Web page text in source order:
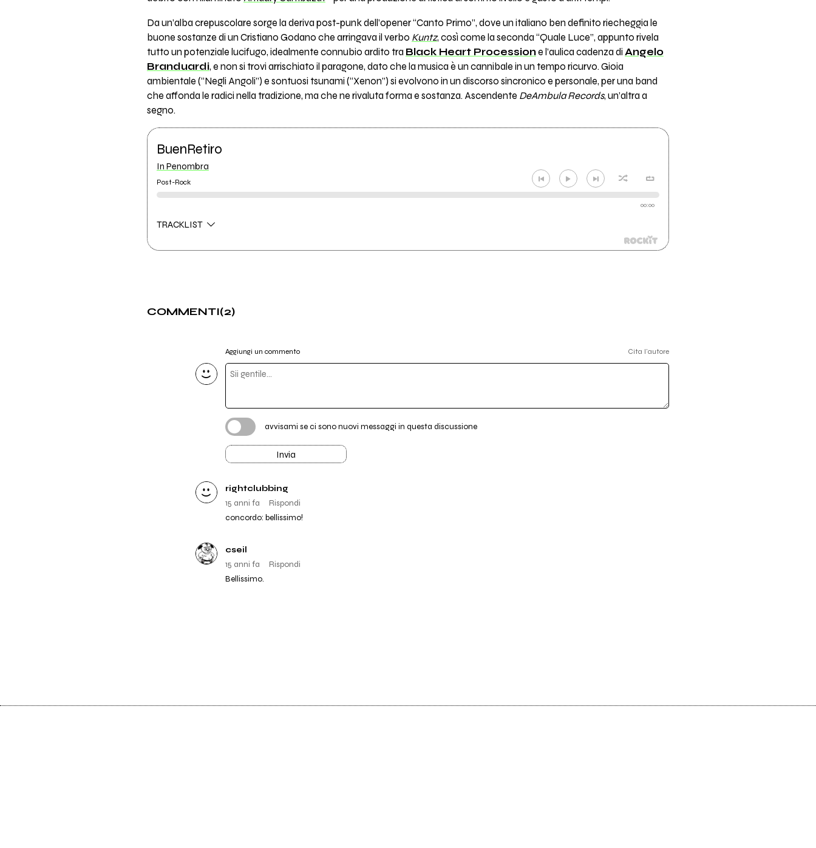
Da un’alba crepuscolare sorge la deriva post-punk dell’opener “Canto Primo”, dove un italiano ben definito riecheggia le
buone sostanze di un Cristiano Godano che arringava il verbo Kuntz, così come la seconda “Quale Luce”, appunto rivela
tutto un potenziale lucifugo, idealmente connubio ardito tra Black Heart Processione l’aulica cadenza di Angelo
Branduardi, e non si trovi arrischiato il paragone, dato che la musica è un cannibale in un tempo ricurvo. Gioia
ambientale (“Negli Angoli”) e sontuosi tsunami (“Xenon”) si evolvono in un discorso sincronico e personale, per una band
che affonda le radici nella tradizione, ma che ne rivaluta forma e sostanza. Ascendente DeAmbula Records, un’altra a
segno.
BuenRetiro
In Penombra
Post-Rock
00:00
TRACKLIST
COMMENTI(2)
Aggiungi un commento Cita l'autore
avvisami se ci sono nuovi messaggi in questa discussione
Invia
rightclubbing
15 anni fa
Rispondi
concordo: bellissimo!
cseil
15 anni fa
Rispondi
Bellissimo.